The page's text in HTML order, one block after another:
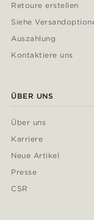
Retoure erstellen
Siehe
Auszahlung
Kontaktiere uns
ÜBER UNS
Über uns
Karriere
Neue Artikel
Presse
CSR